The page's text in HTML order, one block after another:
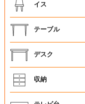
イス
テーブル
デスク
収納